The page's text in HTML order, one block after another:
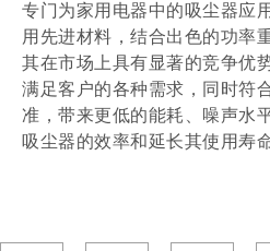
专门为家用电器中的吸尘器应
用先进材料，结合出色的功率
其在市场上具有显著的竞争优
满足客户的各种需求，同时符
准，带来更低的能耗、噪声水
吸尘器的效率和延长其使用寿命